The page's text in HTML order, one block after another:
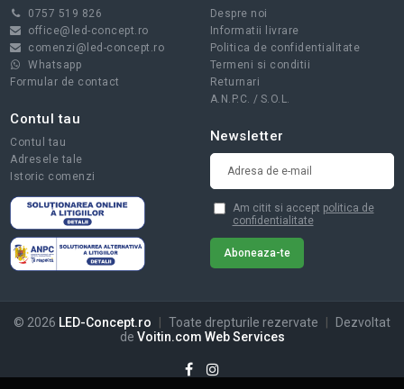
0757 519 826
office@led-concept.ro
comenzi@led-concept.ro
Whatsapp
Formular de contact
Despre noi
Informatii livrare
Politica de confidentialitate
Termeni si conditii
Returnari
A.N.P.C. / S.O.L.
Contul tau
Contul tau
Adresele tale
Istoric comenzi
Newsletter
Am citit si accept politica de
confidentialitate
© 2026 LED-Concept.ro | Toate drepturile rezervate |
Dezvoltat
de Voitin.com Web Services